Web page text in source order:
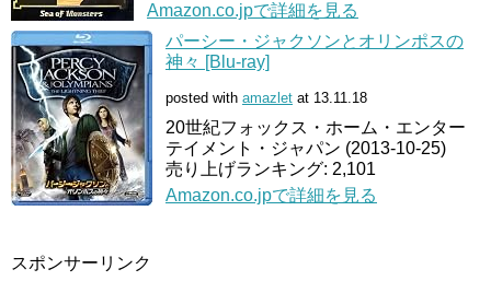
Amazon.co.jpで詳細を見る
パーシー・ジャクソンとオリンポスの
神々 [Blu-ray]
posted with amazlet at 13.11.18
20世紀フォックス・ホーム・エンター
テイメント・ジャパン (2013-10-25)
売り上げランキング: 2,101
Amazon.co.jpで詳細を見る
スポンサーリンク